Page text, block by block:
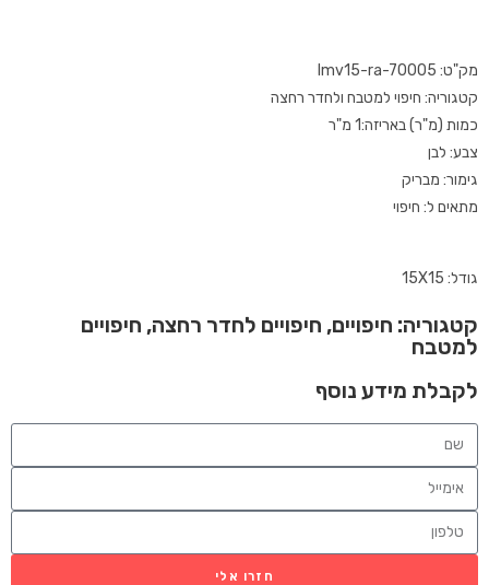
מק"ט: lmv15-ra-70005
קטגוריה: חיפוי למטבח ולחדר רחצה
כמות (מ"ר) באריזה:1 מ"ר
צבע: לבן
גימור: מבריק
מתאים ל: חיפוי
גודל: 15X15
קטגוריה: חיפויים, חיפויים לחדר רחצה, חיפויים
למטבח
לקבלת מידע נוסף
חזרו אלי